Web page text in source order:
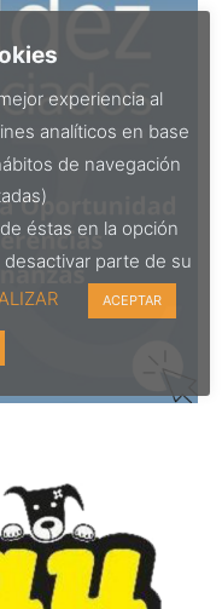
experiencia al
analíticos en base
de navegación
éstas en la opción
desactivar parte de su
ACEPTAR